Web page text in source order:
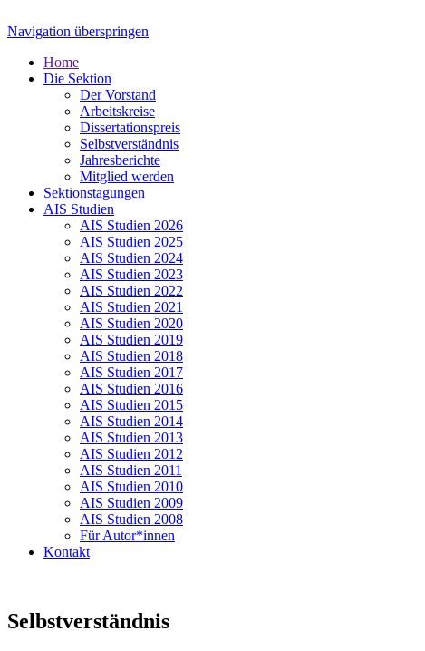
Navigation überspringen
Home
Die Sektion
Der Vorstand
Arbeitskreise
Dissertationspreis
Selbstverständnis
Jahresberichte
Mitglied werden
Sektionstagungen
AIS Studien
AIS Studien 2026
AIS Studien 2025
AIS Studien 2024
AIS Studien 2023
AIS Studien 2022
AIS Studien 2021
AIS Studien 2020
AIS Studien 2019
AIS Studien 2018
AIS Studien 2017
AIS Studien 2016
AIS Studien 2015
AIS Studien 2014
AIS Studien 2013
AIS Studien 2012
AIS Studien 2011
AIS Studien 2010
AIS Studien 2009
AIS Studien 2008
Für Autor*innen
Kontakt
Selbstverständnis